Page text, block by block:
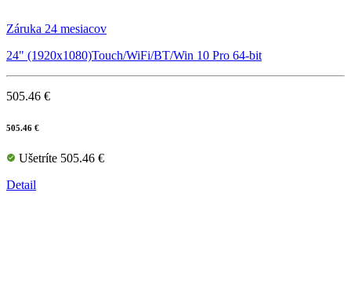
Záruka 24 mesiacov
24" (1920x1080)Touch/WiFi/BT/Win 10 Pro 64-bit
505.46 €
505.46 €
Ušetríte 505.46 €
Detail